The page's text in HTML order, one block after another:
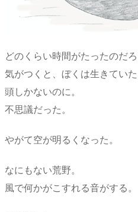
どのくらい時間がたったのだろ
気がつくと、ぼくは生きていた
頭しかないのに。
不思議だった。
やがて空が明るくなった。
なにもない荒野。
風で何かがこすれる音がする。